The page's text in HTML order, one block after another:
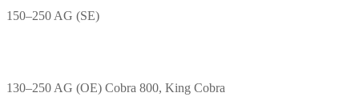
150–250 AG (SE)
130–250 AG (OE) Cobra 800, King Cobra